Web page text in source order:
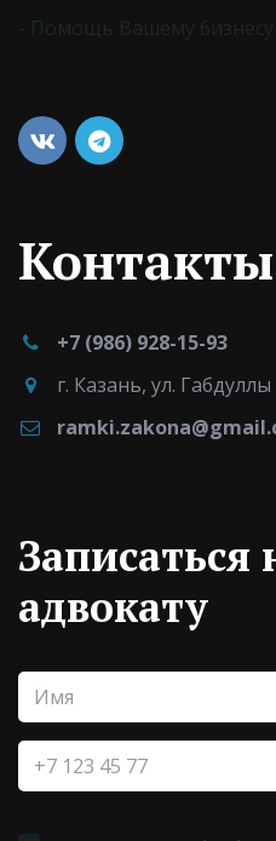
- Помощь Вашему бизнесу
Контакты
+7 (986) 928-15-93
г. Казань, ул. Габдуллы
адвокату